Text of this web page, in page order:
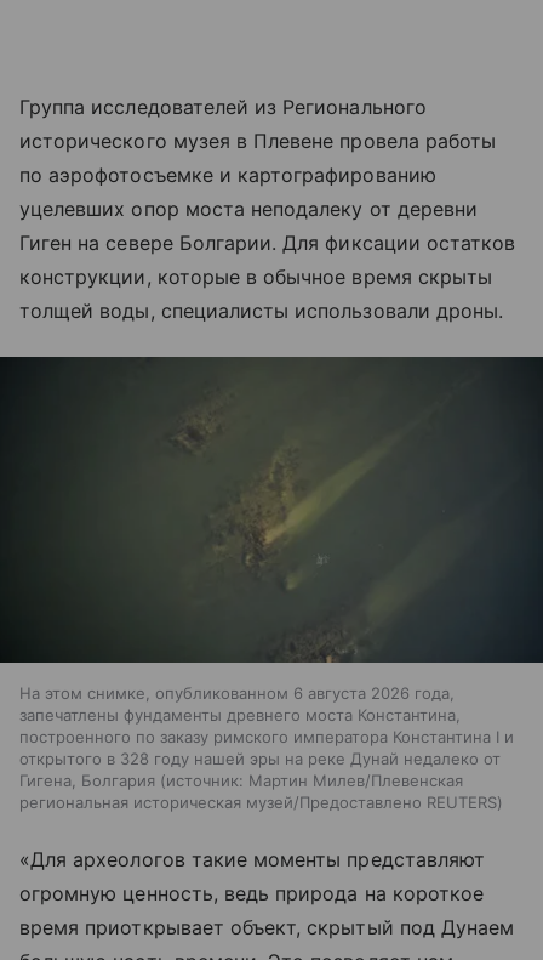
Группа исследователей из Регионального
исторического музея в Плевене провела работы
по аэрофотосъемке и картографированию
уцелевших опор моста неподалеку от деревни
Гиген на севере Болгарии. Для фиксации остатков
конструкции, которые в обычное время скрыты
толщей воды, специалисты использовали дроны.
На этом снимке, опубликованном 6 августа 2026 года,
запечатлены фундаменты древнего моста Константина,
построенного по заказу римского императора Константина I и
открытого в 328 году нашей эры на реке Дунай недалеко от
Гигена, Болгария
источник: Мартин Милев/Плевенская
региональная историческая музей/Предоставлено REUTERS
«Для археологов такие моменты представляют
огромную ценность, ведь природа на короткое
время приоткрывает объект, скрытый под Дунаем